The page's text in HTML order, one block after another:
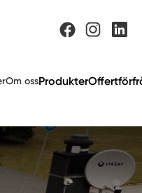
Om ossProdukter